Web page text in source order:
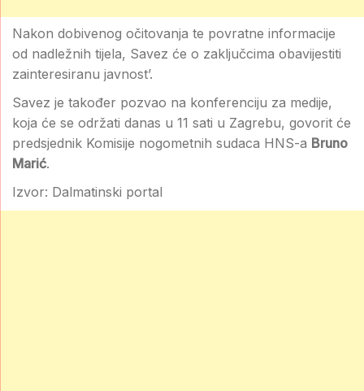
Nakon dobivenog očitovanja te povratne informacije
od nadležnih tijela, Savez će o zaključcima obavijestiti
zainteresiranu javnost’.
Savez je također pozvao na konferenciju za medije,
koja će se održati danas u 11 sati u Zagrebu, govorit će
predsjednik Komisije nogometnih sudaca HNS-a Bruno
Marić.
Izvor: Dalmatinski portal